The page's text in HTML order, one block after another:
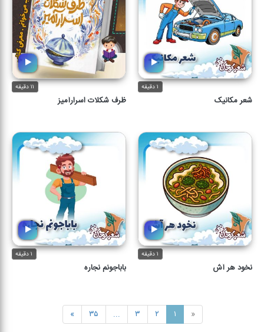
۱ دقیقه
شعر مکانیک
۱۱ دقیقه
ظرف شکلات اسرارآمیز
۱ دقیقه
نخود هر آش
۱ دقیقه
باباجونم نجاره
« ۱ ۲ ۳ ... ۳۵ »